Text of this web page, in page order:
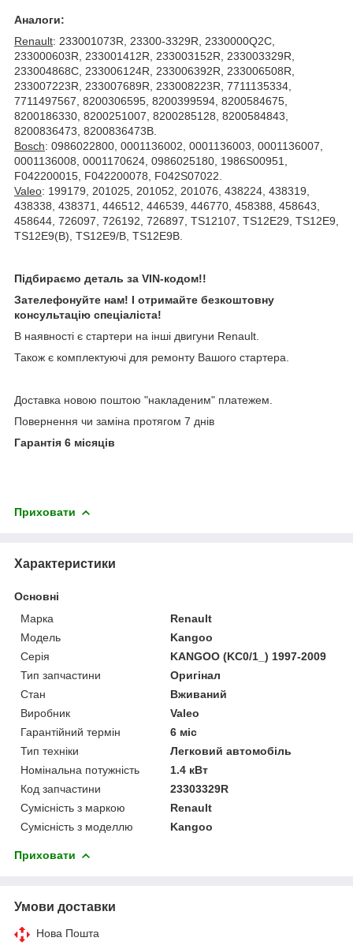
Аналоги:
Renault: 233001073R, 23300-3329R, 2330000Q2C,
233000603R, 233001412R, 233003152R, 233003329R,
233004868C, 233006124R, 233006392R, 233006508R,
233007223R, 233007689R, 233008223R, 7711135334,
7711497567, 8200306595, 8200399594, 8200584675,
8200186330, 8200251007, 8200285128, 8200584843,
8200836473, 8200836473B.
Bosch: 0986022800, 0001136002, 0001136003, 0001136007,
0001136008, 0001170624, 0986025180, 1986S00951,
F042200015, F042200078, F042S07022.
Valeo: 199179, 201025, 201052, 201076, 438224, 438319,
438338, 438371, 446512, 446539, 446770, 458388, 458643,
458644, 726097, 726192, 726897, TS12107, TS12E29, TS12E9,
TS12E9(B), TS12E9/B, TS12E9B.
Підбираємо деталь за VIN-кодом!!
Зателефонуйте нам! І отримайте безкоштовну
консультацію спеціаліста!
В наявності є стартери на інші двигуни Renault.
Також є комплектуючі для ремонту Вашого стартера.
Доставка новою поштою "накладеним" платежем.
Повернення чи заміна протягом 7 днів
Гарантія 6 місяців
Приховати
Характеристики
Основні
Марка
Renault
Модель
Kangoo
Серія
KANGOO (KC0/1_) 1997-2009
Тип запчастини
Оригінал
Стан
Вживаний
Виробник
Valeo
Гарантійний термін
6 міс
Тип техніки
Легковий автомобіль
Номінальна потужність
1.4 кВт
Код запчастини
23303329R
Сумісність з маркою
Renault
Сумісність з моделлю
Kangoo
Приховати
Умови доставки
Нова Пошта